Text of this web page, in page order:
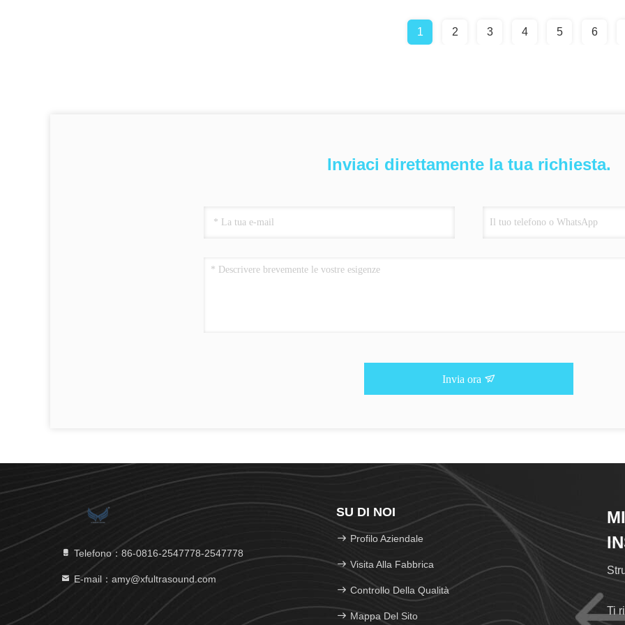
1 2 3 4 5 6
Inviaci direttamente la tua richiesta.
Invia ora
Telefono：86-0816-2547778-2547778
E-mail：amy@xfultrasound.com
SU DI NOI
Profilo Aziendale
Visita Alla Fabbrica
Controllo Della Qualità
Mappa Del Sito Ti